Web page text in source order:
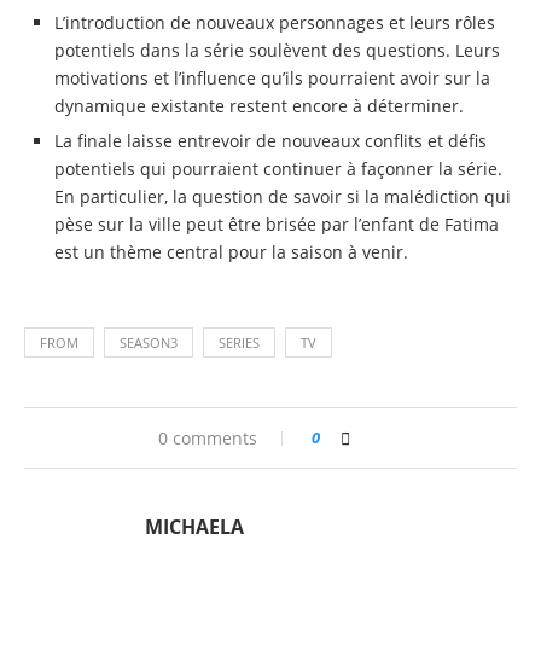
L’introduction de nouveaux personnages et leurs rôles
potentiels dans la série soulèvent des questions. Leurs
motivations et l’influence qu’ils pourraient avoir sur la
dynamique existante restent encore à déterminer.
La finale laisse entrevoir de nouveaux conflits et défis
potentiels qui pourraient continuer à façonner la série.
En particulier, la question de savoir si la malédiction qui
pèse sur la ville peut être brisée par l’enfant de Fatima
est un thème central pour la saison à venir.
FROM SEASON3 SERIES TV
0 comments 0
MICHAELA